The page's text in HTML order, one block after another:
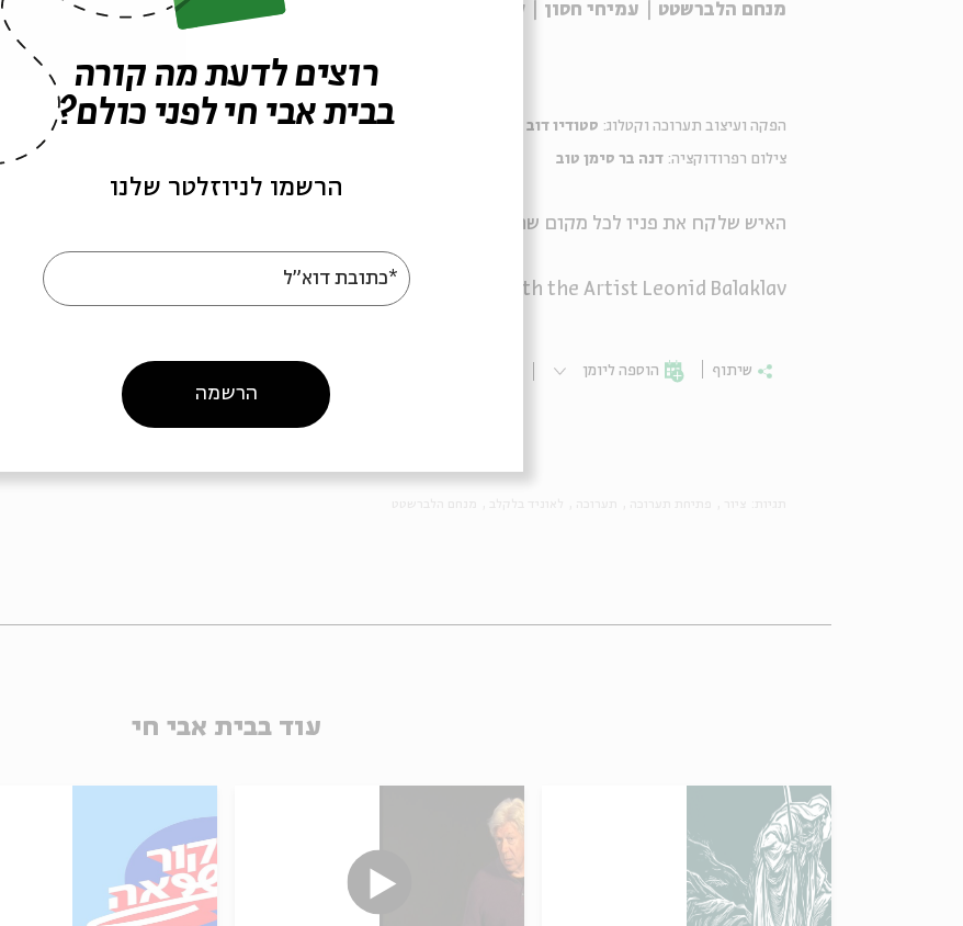
מנחם הלברשטט עמיחי חסון לאוניד בלקלב
הפקה ועיצוב תערוכה וקטלוג: סטודיו דוב אברמסון
צילום רפרודוקציה: דנה בר סימן טוב
האיש שלקח את פניו לכל מקום שהלך אליו: ריאיון עם הצייר ליאוניד בלקלב
The Man Who Takes His Face Everywhere: An Interview with the Artist Leonid Balaklav
שיתוף הוספה ליומן
עוד בבית אבי חי
רוצים לדעת מה קורה
בבית אבי חי לפני כולם?
הרשמו לניוזלטר שלנו
*כתובת דוא"ל
הרשמה